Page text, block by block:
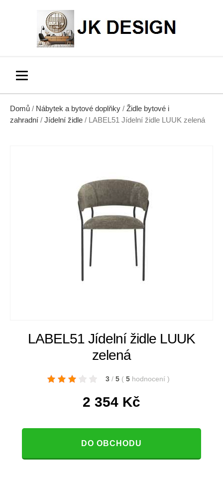
Domů / Nábytek a bytové doplňky / Židle bytové i
zahradní / Jídelní židle / LABEL51 Jídelní židle LUUK zelená
LABEL51 Jídelní židle LUUK
zelená
3 / 5 ( 5 hodnocení )
2 354 Kč
DO OBCHODU